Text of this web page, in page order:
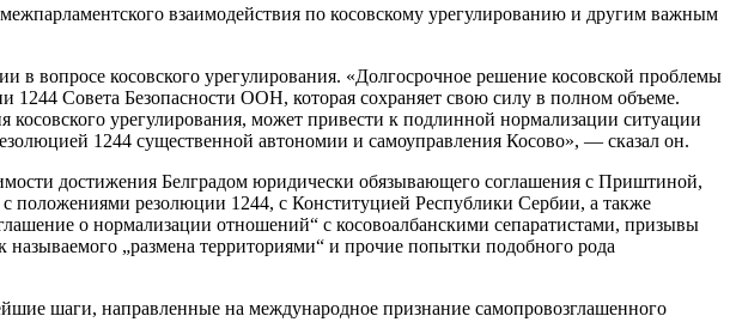
взаимодействия по косовскому урегулированию и другим важным
вопросе косовского урегулирования. «Долгосрочное решение косовской проблемы
Совета Безопасности ООН, которая сохраняет свою силу в полном объеме.
косовского урегулирования, может привести к подлинной нормализации ситуации
1244 существенной автономии и самоуправления Косово», — сказал он.
достижения Белградом юридически обязывающего соглашения с Приштиной,
положениями резолюции 1244, с Конституцией Республики Сербии, а также
о нормализации отношений“ с косовоалбанскими сепаратистами, призывы
„размена территориями“ и прочие попытки подобного рода
шаги, направленные на международное признание самопровозглашенного